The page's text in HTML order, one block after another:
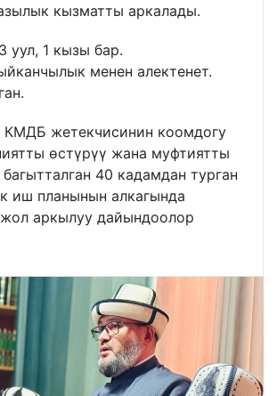
кызматты аркалады.
уул, 1 кызы бар.
менен алектенет.
КМДБ жетекчисинин коомдогу
өстүрүү жана муфтиятты
40 кадамдан турган
иш планынын алкагында
аркылуу дайындоолор